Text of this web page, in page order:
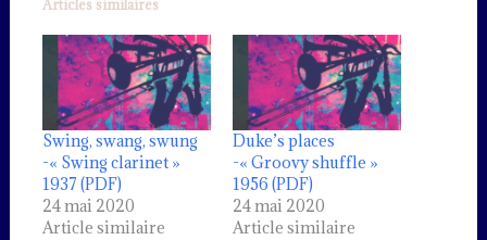
Articles similaires
Swing, swang, swung
-« Swing clarinet »
1937 (PDF)
24 mai 2020
Article similaire
Duke’s places
-« Groovy shuffle »
1956 (PDF)
24 mai 2020
Article similaire